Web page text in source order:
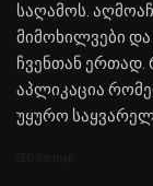
საღამოს.
მიმოხილვები და
ჩვენთან ერთად.
აპლიკაცია
უყურო